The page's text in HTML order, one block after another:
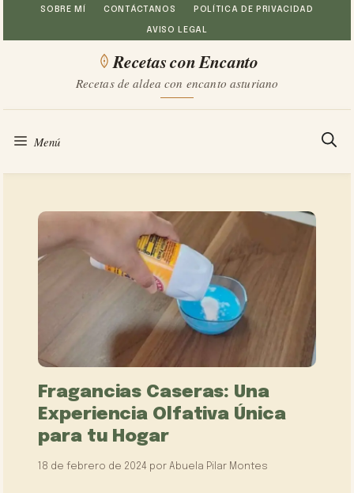
Saltar
al
SOBRE MÍ CONTÁCTANOS POLÍTICA DE PRIVACIDAD
AVISO LEGAL
Recetas con Encanto
Recetas de aldea con encanto asturiano
Menú
Fragancias Caseras: Una
Experiencia Olfativa Única
para tu Hogar
18 de febrero de 2024 porAbuela Pilar Montes